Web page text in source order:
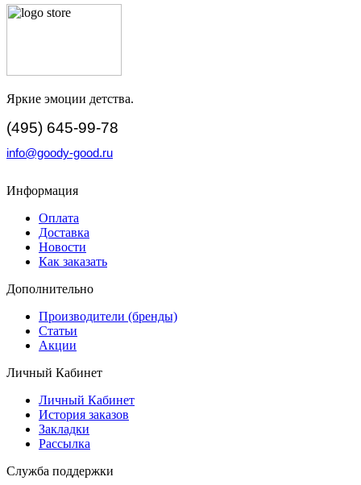
Яркие эмоции детства.
(495) 645-99-78
info@goody-good.ru
Информация
Оплата
Доставка
Новости
Как заказать
Дополнительно
Производители (бренды)
Статьи
Акции
Личный Кабинет
Личный Кабинет
История заказов
Закладки
Рассылка
Служба поддержки